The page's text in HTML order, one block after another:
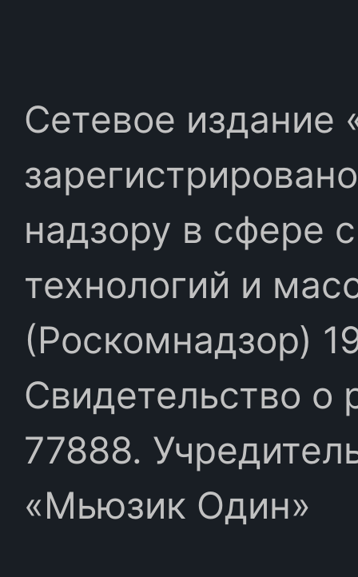
Сетевое издание
надзору в сфере
технологий и
(Роскомнадзор)
Свидетельство
77888.
«Мьюзик Один»